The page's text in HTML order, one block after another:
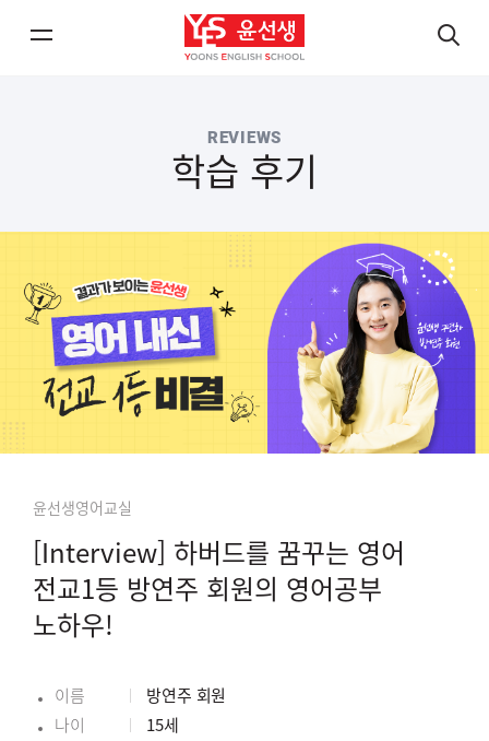
기
기
REVIEWS
학습 후기
윤선생영어교실
[Interview] 하버드를 꿈꾸는 영어
전교1등 방연주 회원의 영어공부
노하우!
이름
방연주 회원
나이
15세